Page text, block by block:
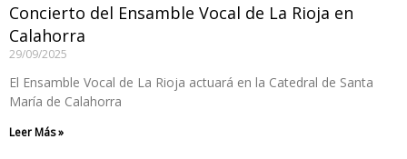
Concierto del Ensamble Vocal de La Rioja en
Calahorra
29/09/2025
El Ensamble Vocal de La Rioja actuará en la Catedral de Santa
María de Calahorra
Leer Más »